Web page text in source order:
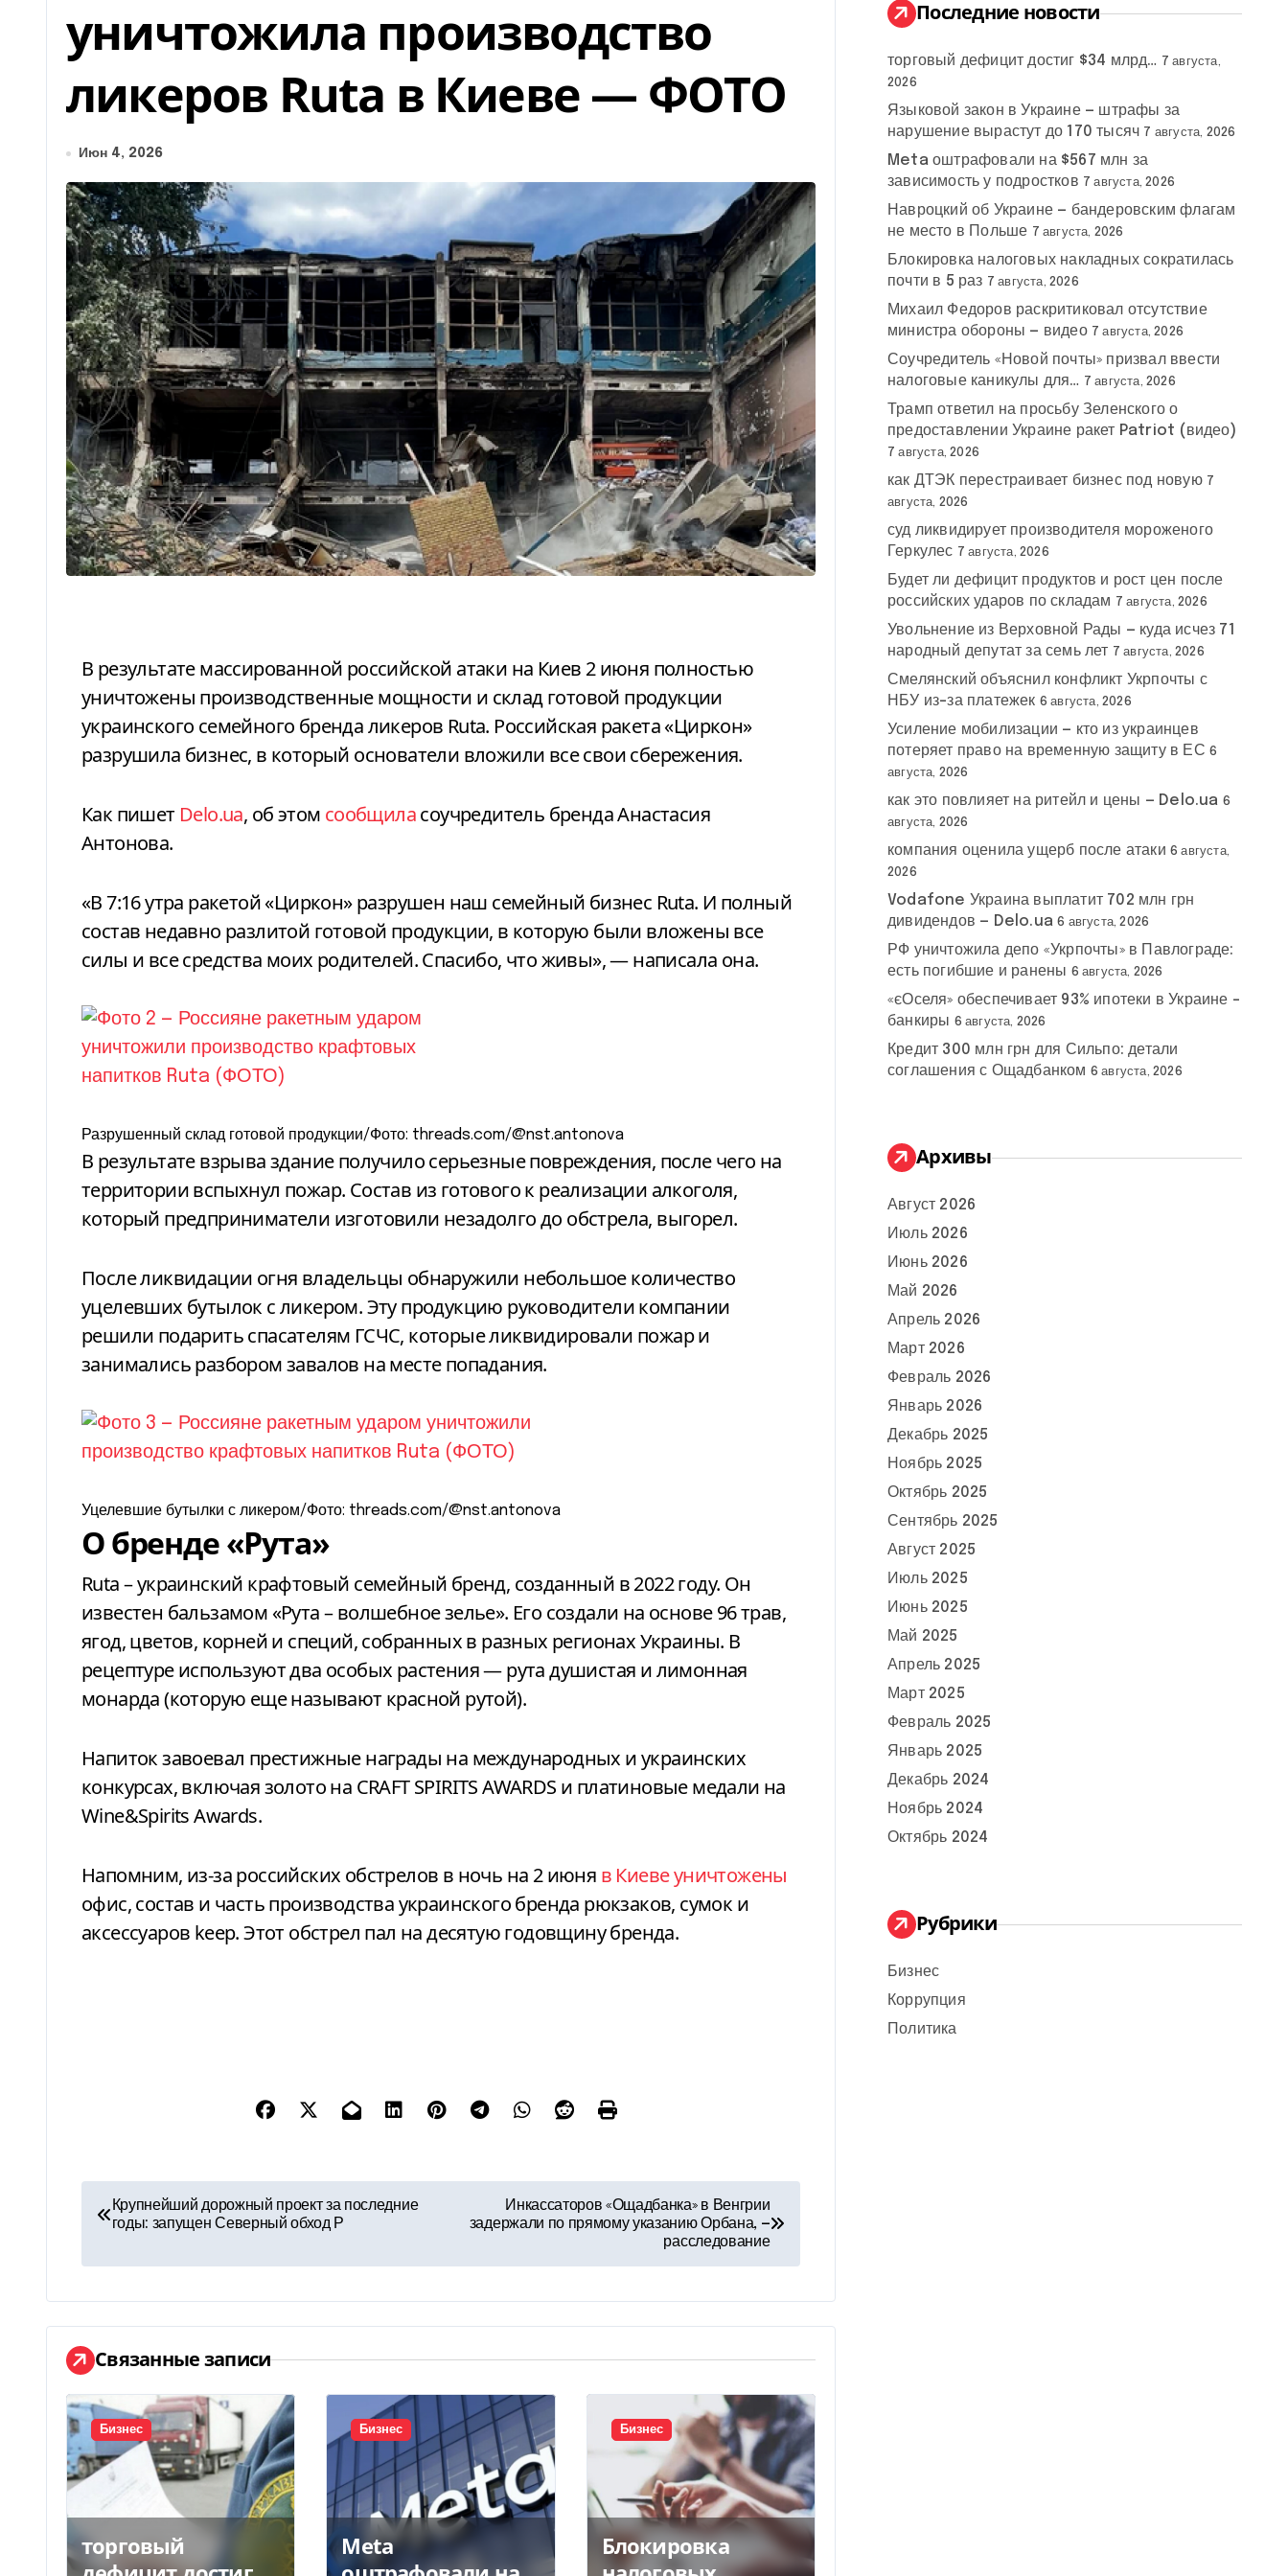
уничтожила производство
ликеров Ruta в Киеве — ФОТО
Июн 4, 2026
В результате массированной российской атаки на Киев 2 июня полностью
уничтожены производственные мощности и склад готовой продукции
украинского семейного бренда ликеров Ruta. Российская ракета «Циркон»
разрушила бизнес, в который основатели вложили все свои сбережения.
Как пишет Delo.ua, об этом сообщиласоучредитель бренда Анастасия
Антонова.
«В 7:16 утра ракетой «Циркон» разрушен наш семейный бизнес Ruta. И полный
состав недавно разлитой готовой продукции, в которую были вложены все
силы и все средства моих родителей. Спасибо, что живы», — написала она.
Разрушенный склад готовой продукции/Фото: threads.com/@nst.antonova
В результате взрыва здание получило серьезные повреждения, после чего на
территории вспыхнул пожар. Состав из готового к реализации алкоголя,
который предприниматели изготовили незадолго до обстрела, выгорел.
После ликвидации огня владельцы обнаружили небольшое количество
уцелевших бутылок с ликером. Эту продукцию руководители компании
решили подарить спасателям ГСЧС, которые ликвидировали пожар и
занимались разбором завалов на месте попадания.
Уцелевшие бутылки с ликером/Фото: threads.com/@nst.antonova
О бренде «Рута»
Ruta–украинский крафтовый семейный бренд, созданный в 2022 году. Он
известен бальзамом«Рута – волшебное зелье». Его создали на основе 96 трав,
ягод, цветов, корней и специй, собранных в разных регионах Украины. В
рецептуре используют два особых растения — рута душистая и лимонная
монарда (которую еще называют красной рутой).
Напиток завоевал престижные награды на международных и украинских
конкурсах, включая золото на CRAFT SPIRITS AWARDS и платиновые медали на
Wine&Spirits Awards.
Напомним, из-зароссийских обстрелов в ночь на 2 июня в Киеве уничтожены
офис, состав и часть производства украинского бренда рюкзаков, сумок и
аксессуаров keep.Этот обстрел пал на десятую годовщину бренда.
Н
в
и
г
а
ц
и
я
п
Крупнейший дорожный проект за последние
годы: запущен Северный обход Р
Инкассаторов «Ощадбанка» в Венгрии
задержали по прямому указанию Орбана, —
расследование
Связанные записи
Бизнес
торговый
Бизнес
Meta
Бизнес
Блокировка
:
Последние новости
торговый дефицит достиг $34 млрд… 7 августа,
2026
Языковой закон в Украине — штрафы за
нарушение вырастут до 170 тысяч 7 августа, 2026
Meta оштрафовали на $567 млн за
зависимость у подростков 7 августа, 2026
Навроцкий об Украине — бандеровским флагам
не место в Польше 7 августа, 2026
Блокировка налоговых накладных сократилась
почти в 5 раз 7 августа, 2026
Михаил Федоров раскритиковал отсутствие
министра обороны — видео 7 августа, 2026
Соучредитель «Новой почты» призвал ввести
налоговые каникулы для… 7 августа, 2026
Трамп ответил на просьбу Зеленского о
предоставлении Украине ракет Patriot (видео)
7 августа, 2026
как ДТЭК перестраивает бизнес под новую 7
августа, 2026
суд ликвидирует производителя мороженого
Геркулес 7 августа, 2026
Будет ли дефицит продуктов и рост цен после
российских ударов по складам 7 августа, 2026
Увольнение из Верховной Рады — куда исчез 71
народный депутат за семь лет 7 августа, 2026
Смелянский объяснил конфликт Укрпочты с
НБУ из-за платежек 6 августа, 2026
Усиление мобилизации — кто из украинцев
потеряет право на временную защиту в ЕС 6
августа, 2026
как это повлияет на ритейл и цены — Delo.ua 6
августа, 2026
компания оценила ущерб после атаки 6 августа,
2026
Vodafone Украина выплатит 702 млн грн
дивидендов — Delo.ua 6 августа, 2026
РФ уничтожила депо «Укрпочты» в Павлограде:
есть погибшие и ранены 6 августа, 2026
«єОселя» обеспечивает 93% ипотеки в Украине –
банкиры 6 августа, 2026
Кредит 300 млн грн для Сильпо: детали
соглашения с Ощадбанком 6 августа, 2026
Архивы
Август 2026
Июль 2026
Июнь 2026
Май 2026
Апрель 2026
Март 2026
Февраль 2026
Январь 2026
Декабрь 2025
Ноябрь 2025
Октябрь 2025
Сентябрь 2025
Август 2025
Июль 2025
Июнь 2025
Май 2025
Апрель 2025
Март 2025
Февраль 2025
Январь 2025
Декабрь 2024
Ноябрь 2024
Октябрь 2024
Рубрики
Бизнес
Коррупция
Политика